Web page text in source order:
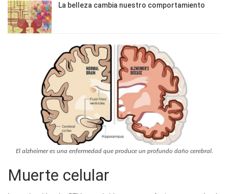
La belleza cambia nuestro comportamiento
El alzheimer es una enfermedad que produce un profundo daño cerebral.
Muerte celular